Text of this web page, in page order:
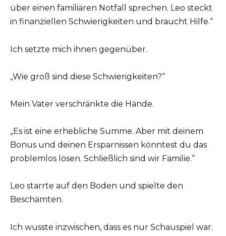
über einen familiären Notfall sprechen. Leo steckt
in finanziellen Schwierigkeiten und braucht Hilfe.“
Ich setzte mich ihnen gegenüber.
„Wie groß sind diese Schwierigkeiten?“
Mein Vater verschränkte die Hände.
„Es ist eine erhebliche Summe. Aber mit deinem
Bonus und deinen Ersparnissen könntest du das
problemlos lösen. Schließlich sind wir Familie.“
Leo starrte auf den Boden und spielte den
Beschämten.
Ich wusste inzwischen, dass es nur Schauspiel war.